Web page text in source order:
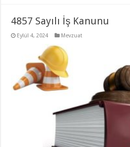
4857 Sayılı İş Kanunu
Eylül 4, 2024 Mevzuat